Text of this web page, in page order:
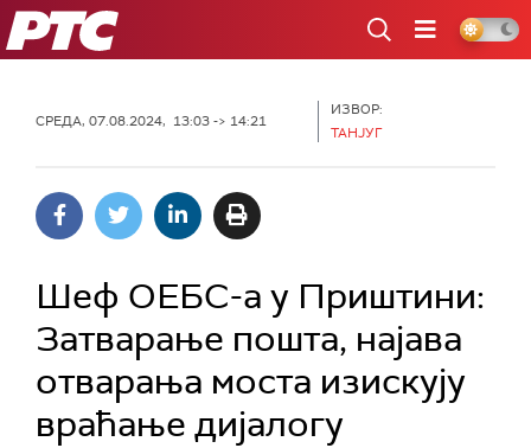
РТС
СРЕДА, 07.08.2024, 13:03 -> 14:21
ИЗВОР:
ТАНЈУГ
Шеф ОЕБС-а у Приштини:
Затварање пошта, најава
отварања моста изискују
враћање дијалогу